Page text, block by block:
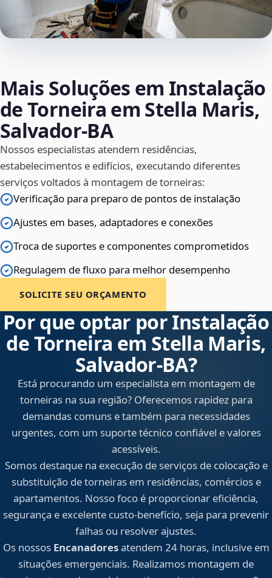
Mais Soluções em Instalação
de Torneira em Stella Maris,
Salvador‑BA
Nossos especialistas atendem residências,
estabelecimentos e edifícios, executando diferentes
serviços voltados à montagem de torneiras:
Verificação para preparo de pontos de instalação
Ajustes em bases, adaptadores e conexões
Troca de suportes e componentes comprometidos
Regulagem de fluxo para melhor desempenho
SOLICITE SEU ORÇAMENTO
Por que optar por Instalação
de Torneira em Stella Maris,
Salvador‑BA?
Está procurando um especialista em montagem de
torneiras na sua região? Oferecemos rapidez para
demandas comuns e também para necessidades
urgentes, com um suporte técnico confiável e valores
acessíveis.
Somos destaque na execução de serviços de colocação e
substituição de torneiras em residências, comércios e
apartamentos. Nosso foco é proporcionar eficiência,
segurança e excelente custo-benefício, seja para prevenir
falhas ou resolver ajustes.
Os nossos Encanadoresatendem 24 horas, inclusive em
situações emergenciais. Realizamos montagem de